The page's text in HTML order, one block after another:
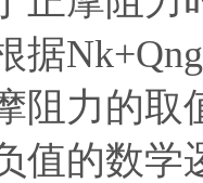
据
阻力的取
值的数学